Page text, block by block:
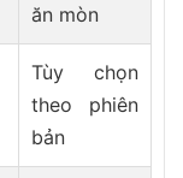
ăn mòn
Tùy chọn
theo phiên
bản